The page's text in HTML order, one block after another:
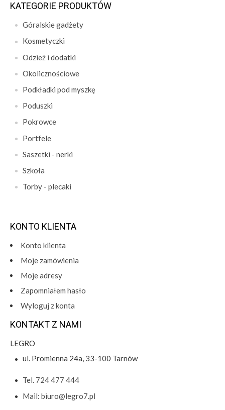
KATEGORIE PRODUKTÓW
Góralskie gadżety
Kosmetyczki
Odzież i dodatki
Okolicznościowe
Podkładki pod myszkę
Poduszki
Pokrowce
Portfele
Saszetki - nerki
Szkoła
Torby - plecaki
KONTO KLIENTA
Konto klienta
Moje zamówienia
Moje adresy
Zapomniałem hasło
Wyloguj z konta
KONTAKT Z NAMI
LEGRO
ul. Promienna 24a, 33-100 Tarnów
Tel. 724 477 444
Mail: biuro@legro7.pl